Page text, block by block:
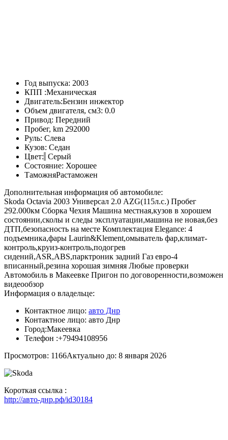
Год выпуска: 2003
КПП :Механическая
Двигатель:Бензин инжектор
Объем двигателя, см3: 0.0
Привод: Передний
Пробег, km 292000
Руль: Слева
Кузов: Седан
Цвет: Серый
Состояние: Хорошее
ТаможняРастаможен
Дополнительная информация об автомобиле:
Skoda Octavia 2003 Универсал 2.0 AZG(115л.с.) Пробег
292.000км Сборка Чехия Машина местная,кузов в хорошем
состоянии,сколы и следы эксплуатации,машина не новая,без
ДТП,безопасность на месте Комплектация Elegance: 4
подъемника,фары Laurin&Klement,омыватель фар,климат-
контроль,круиз-контроль,подогрев
сидений,ASR,ABS,парктроник задний Газ евро-4
вписанный,резина хорошая зимняя Любые проверки
Автомобиль в Макеевке Пригон по договоренности,возможен
видеообзор
Информация о владельце:
Контактное лицо: авто Днр
Контактное лицо: авто Днр
Город:Макеевка
Телефон :+79494108956
Просмотров: 1166Актуально до: 8 января 2026
Короткая ссылка :
http://авто-днр.рф/id30184